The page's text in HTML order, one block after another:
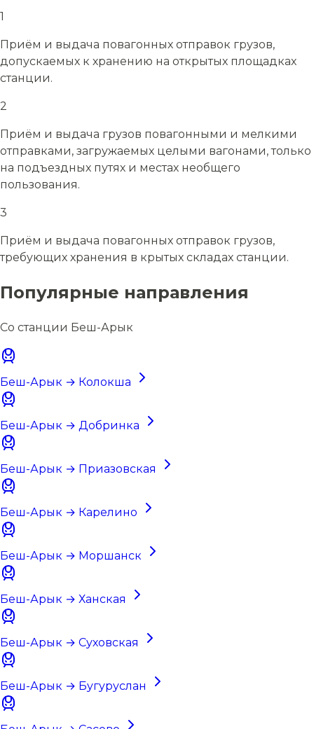
1
Приём и выдача повагонных отправок грузов,
допускаемых к хранению на открытых площадках
станции.
2
Приём и выдача грузов повагонными и мелкими
отправками, загружаемых целыми вагонами, только
на подъездных путях и местах необщего
пользования.
3
Приём и выдача повагонных отправок грузов,
требующих хранения в крытых складах станции.
Популярные направления
Со станции Беш-Арык
Беш-Арык → Колокша
Беш-Арык → Добринка
Беш-Арык → Приазовская
Беш-Арык → Карелино
Беш-Арык → Моршанск
Беш-Арык → Ханская
Беш-Арык → Суховская
Беш-Арык → Бугуруслан